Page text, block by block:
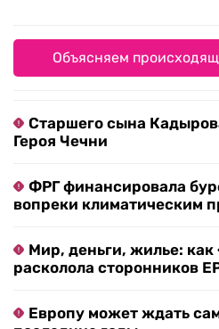
Объясняем
Старшего сына
Героя Чечни
ФРГ финансировала
вопреки климатическим
Мир, деньги, жилье: как
расколола сторонников
Европу может ждать